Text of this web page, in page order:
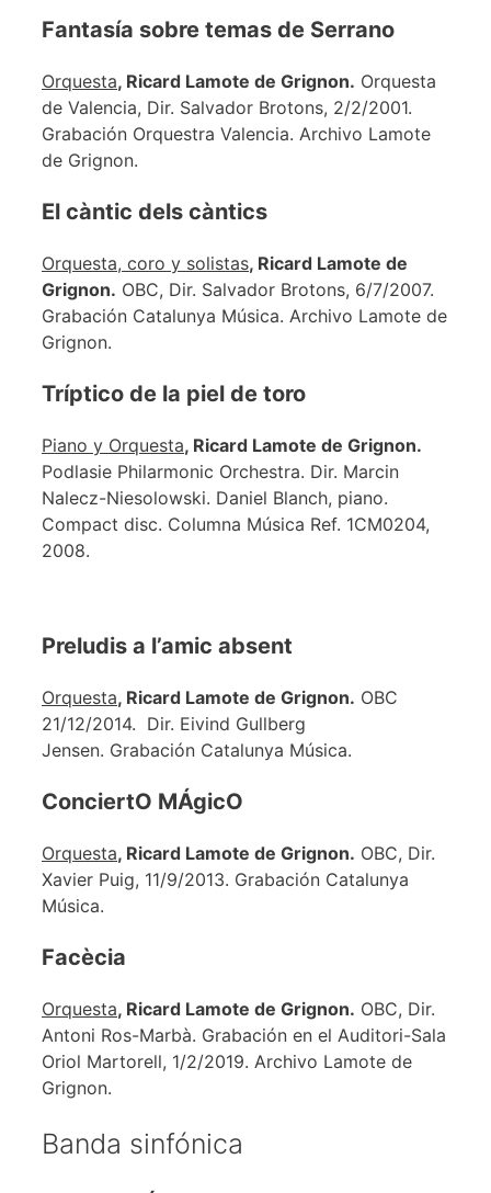
Fantasía sobre temas de Serrano
Orquesta, Ricard Lamote de Grignon. Orquesta
de Valencia, Dir. Salvador Brotons, 2/2/2001.
Grabación Orquestra Valencia. Archivo Lamote
de Grignon.
El càntic dels càntics
Orquesta, coro y solistas, Ricard Lamote de
Grignon. OBC, Dir. Salvador Brotons, 6/7/2007.
Grabación Catalunya Música. Archivo Lamote de
Grignon.
Tríptico de la piel de toro
Piano y Orquesta, Ricard Lamote de Grignon.
Podlasie Philarmonic Orchestra. Dir. Marcin
Nalecz-Niesolowski. Daniel Blanch, piano.
Compact disc. Columna Música Ref. 1CM0204,
2008.
Preludis a l’amic absent
Orquesta, Ricard Lamote de Grignon. OBC
21/12/2014. Dir. Eivind Gullberg
Jensen. Grabación Catalunya Música.
ConciertO MÁgicO
Orquesta, Ricard Lamote de Grignon. OBC, Dir.
Xavier Puig, 11/9/2013. Grabación Catalunya
Música.
Facècia
Orquesta, Ricard Lamote de Grignon. OBC, Dir.
Antoni Ros-Marbà. Grabación en el Auditori-Sala
Oriol Martorell, 1/2/2019. Archivo Lamote de
Grignon.
Banda sinfónica